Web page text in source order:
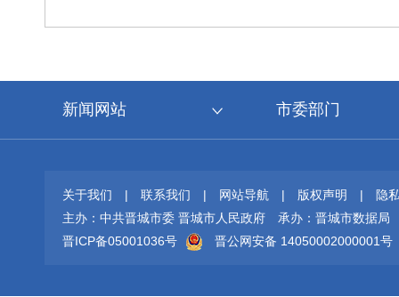
新闻网站 市委部门
关于我们 | 联系我们 | 网站导航 | 版权声明 |
隐
主办：中共晋城市委 晋城市人民政府
承办：晋城市数据局
晋ICP备05001036号
晋公网安备 14050002000001号